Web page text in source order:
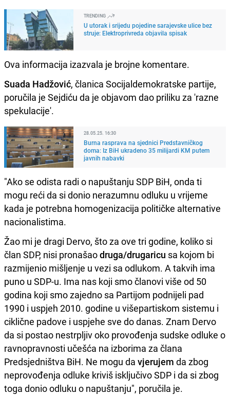
TRENDING
U utorak i srijedu pojedine sarajevske ulice bez
struje: Elektroprivreda objavila spisak
Ova informacija izazvala je brojne komentare.
Suada Hadžović, članica Socijaldemokratske partije,
poručila je Sejdiću da je objavom dao priliku za 'razne
spekulacije'.
28.05.25. 16:30
Burna rasprava na sjednici Predstavničkog
doma: Iz BiH ukradeno 35 milijardi KM putem
javnih nabavki
"Ako se odista radi o napuštanju SDP BiH, onda ti
mogu reći da si donio nerazumnu odluku u vrijeme
kada je potrebna homogenizacija političke alternative
nacionalistima.
Žao mi je dragi Dervo, što za ove tri godine, koliko si
član SDP, nisi pronašaodruga/drugaricu sa kojom bi
razmijenio mišljenje u vezi sa odlukom. A takvih ima
puno u SDP-u. Ima nas koji smo članovi više od 50
godina koji smo zajedno sa Partijom podnijeli pad
1990 i uspjeh 2010. godine u višepartiskom sistemu i
ciklične padove i uspjehe sve do danas. Znam Dervo
da si postao nestrpljiv oko provođenja sudske odluke o
ravnopravnosti učešća na izborima za člana
Predsjedništva BiH. Ne mogu da vjerujem da zbog
neprovođenja odluke kriviš isključivo SDP i da si zbog
toga donio odluku o napuštanju", poručila je.